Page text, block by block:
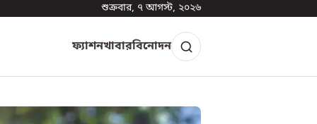
শুক্রবার, ৭ আগস্ট, ২০২৬
ফ্যাশনখাবারবিনোদন